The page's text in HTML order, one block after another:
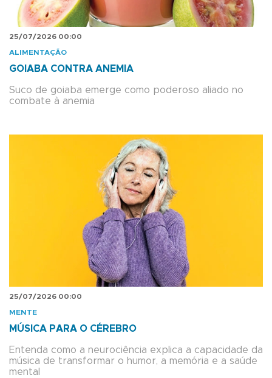
25/07/2026 00:00
ALIMENTAÇÃO
GOIABA CONTRA ANEMIA
Suco de goiaba emerge como poderoso aliado no
combate à anemia
25/07/2026 00:00
MENTE
MÚSICA PARA O CÉREBRO
Entenda como a neurociência explica a capacidade da
música de transformar o humor, a memória e a saúde
mental